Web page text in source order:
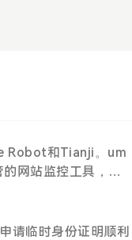
Robot和Tianji。um
网站监控工具，支
请临时身份证明顺利